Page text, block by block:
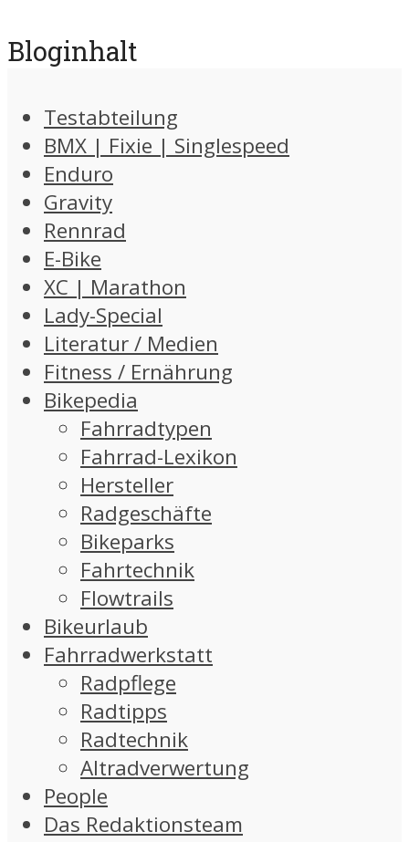
Bloginhalt
Testabteilung
BMX | Fixie | Singlespeed
Enduro
Gravity
Rennrad
E-Bike
XC | Marathon
Lady-Special
Literatur / Medien
Fitness / Ernährung
Bikepedia
Fahrradtypen
Fahrrad-Lexikon
Hersteller
Radgeschäfte
Bikeparks
Fahrtechnik
Flowtrails
Bikeurlaub
Fahrradwerkstatt
Radpflege
Radtipps
Radtechnik
Altradverwertung
People
Das Redaktionsteam